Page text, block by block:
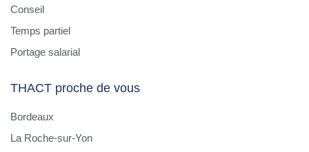
Conseil
Temps partiel
Portage salarial
THACT proche de vous
Bordeaux
La Roche-sur-Yon